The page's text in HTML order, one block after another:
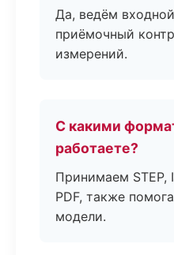
Да, ведём
приёмочный
измерений.
С какими
работаете?
Принимаем STEP,
PDF, также
модели.